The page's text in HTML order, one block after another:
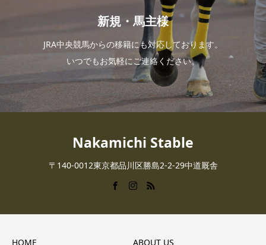
新規・馬主様
JRA中央競馬からの移籍にも対応しております。
いつでもお気軽にご連絡ください。
Nakamichi Stable
〒140-0012東京都品川区勝島2-2-29中道厩舎
HOME ABOUT US